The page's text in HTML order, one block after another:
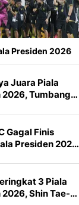
Presiden 2026
Juara Piala
2026, Tumbang…
Gagal Finis
Presiden 202…
3 Piala
2026, Shin Tae-…